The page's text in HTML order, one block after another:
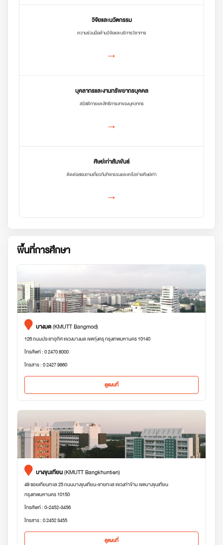
วิจัยและนวัตกรรม
ความร่วมมือด้านวิจัยและบริการวิชาการ
→
บุคลากรและงานทรัพยากรบุคคล
สวัสดิการและสิทธิการลาของบุคลากร
→
ศิษย์เก่าสัมพันธ์
ติดต่อสอบถามเกี่ยวกับกิจกรรมและเครือข่ายศิษย์เก่า
→
พื้นที่การศึกษา
บางมด(KMUTT Bangmod)
126 ถนนประชาอุทิศ แขวงบางมด เขตทุ่งครุ กรุงเทพมหานคร 10140
โทรศัพท์ : 0 2470 8000
โทรสาร : 0 2427 9860
ดูแผนที่
บางขุนเทียน(KMUTT Bangkhuntien)
49 ซอยเทียนทะเล 25 ถนนบางขุนเทียน-ชายทะเล แขวงท่าข้าม เขตบางขุนเทียน
กรุงเทพมหานคร 10150
โทรศัพท์ : 0-2452-3456
โทรสาร : 0 2452 3455
ดูแผนที่